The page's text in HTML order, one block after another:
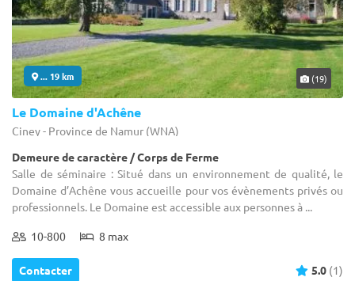
... 19 km (19)
Le Domaine d'Achêne
Ciney - Province de Namur (WNA)
Demeure de caractère / Corps de Ferme
Salle de séminaire : Situé dans un environnement de qualité, le
Domaine d’Achêne vous accueille pour vos évènements privés ou
professionnels. Le Domaine est accessible aux personnes à ...
10-800 8 max
Contacter 5.0 (1)